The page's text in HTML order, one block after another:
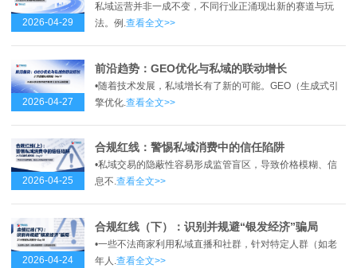
2026-04-29
私域运营并非一成不变，不同行业正涌现出新的赛道与玩
法。例.查看全文>>
2026-04-27
前沿趋势：GEO优化与私域的联动增长
•随着技术发展，私域增长有了新的可能。GEO（生成式引
擎优化.查看全文>>
2026-04-25
合规红线：警惕私域消费中的信任陷阱
•私域交易的隐蔽性容易形成监管盲区，导致价格模糊、信
息不.查看全文>>
2026-04-24
合规红线（下）：识别并规避“银发经济”骗局
•一些不法商家利用私域直播和社群，针对特定人群（如老
年人.查看全文>>